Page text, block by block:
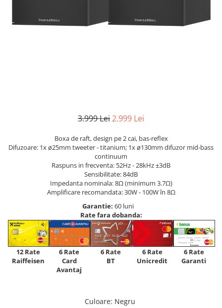
3.999 Lei2.999 Lei
Boxa de raft, design pe 2 cai, bas-reflex
Difuzoare: 1x ø25mm tweeter - titanium; 1x ø130mm difuzor mid-bass
continuum
Raspuns in frecventa: 52Hz - 28kHz ±3dB
Sensibilitate: 84dB
Impedanta nominala: 8Ω (minimum 3.7Ω)
Amplificare recomandata: 30W - 100W în 8Ω
Garantie: 60 luni
Rate fara dobanda:
12 Rate
Raiffeisen
6 Rate
Card
Avantaj
6 Rate
BT
6 Rate
Unicredit
6 Rate
Garanti
Culoare: Negru